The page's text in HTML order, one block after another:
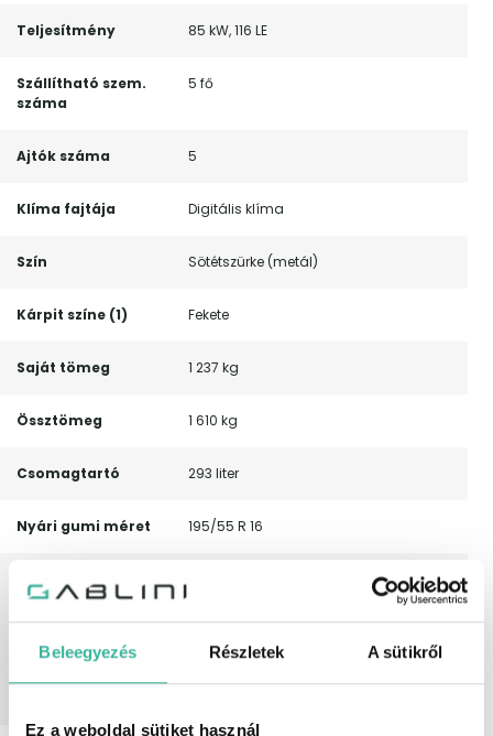
Beleegyezés Részletek A sütikről
Ez a weboldal sütiket használ
Teljesítmény 85 kW, 116 LE
Szállítható szem.
száma
5 fő
Ajtók száma 5
Klíma fajtája Digitális klíma
Szín Sötétszürke (metál)
Kárpit színe (1) Fekete
Saját tömeg 1 237 kg
Össztömeg 1 610 kg
Csomagtartó 293 liter
Nyári gumi méret 195/55 R 16
Mivel ez az autó tesztjárműként szolgál,
előéletét és futásteljesítményét teljes
mértékben ismerjük és az autó
lízing feltételekkel és tesztvezetési